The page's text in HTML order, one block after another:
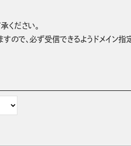
ください。
ので、必ず受信できるようドメイン